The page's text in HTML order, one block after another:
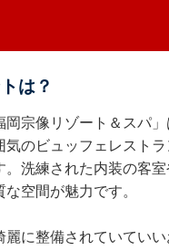
は？
宗像リゾート＆スパ
のビュッフェレスト
洗練された内装の客
空間が魅力です。
に整備されていてい